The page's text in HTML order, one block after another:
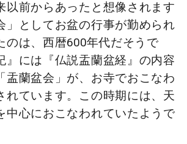
以前からあったと想像されます
」としてお盆の行事が勤められ
のは、西暦600年代だそうで
』には『仏説盂蘭盆経』の内容
盂蘭盆会」が、お寺でおこなわ
れています。この時期には、天
中心におこなわれていたようで